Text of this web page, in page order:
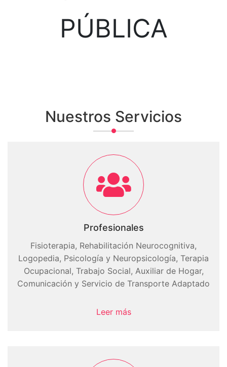
PÚBLICA
Nuestros Servicios
Profesionales
Fisioterapia, Rehabilitación Neurocognitiva,
Logopedia, Psicología y Neuropsicología, Terapia
Ocupacional, Trabajo Social, Auxiliar de Hogar,
Comunicación y Servicio de Transporte Adaptado
Leer más